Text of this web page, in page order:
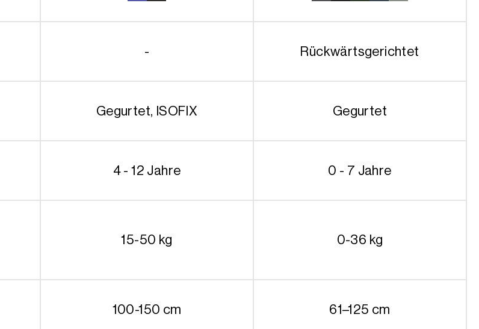
- Rückwärtsgerichtet
Gegurtet, ISOFIX Gegurtet
4 - 12 Jahre 0 - 7 Jahre
15-50 kg 0-36 kg
100-150 cm 61–125 cm